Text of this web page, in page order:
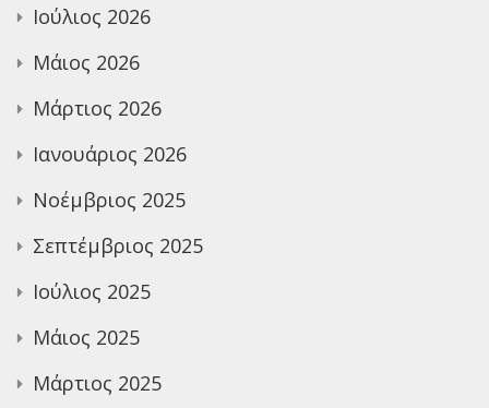
Ιούλιος 2026
Μάιος 2026
Μάρτιος 2026
Ιανουάριος 2026
Νοέμβριος 2025
Σεπτέμβριος 2025
Ιούλιος 2025
Μάιος 2025
Μάρτιος 2025